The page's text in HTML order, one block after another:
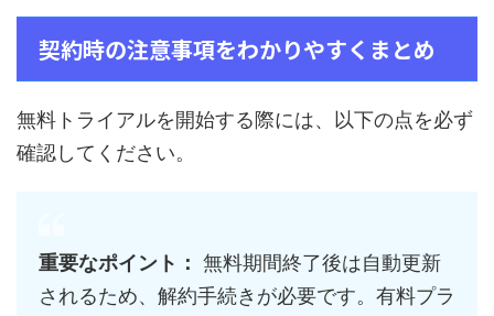
契約時の注意事項をわかりやすくまとめ
無料トライアルを開始する際には、以下の点を必ず
確認してください。
重要なポイント： 無料期間終了後は自動更新
されるため、解約手続きが必要です。有料プラ